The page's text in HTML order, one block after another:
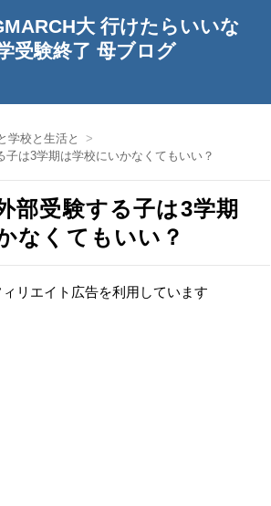
大 行けたらいいな
学受験終了 母ブログ
学校と生活と
子は3学期は学校にいかなくてもいい？
部受験する子は3学期
なくてもいい？
リエイト広告を利用しています